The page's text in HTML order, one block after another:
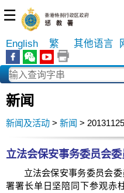
☰
English 繁 其他语言
新闻
新闻及活动 > 新闻 > 20131125
立法会保安事务委员会
立法会保安事务委员会委
署署长单日坚陪同下参观赤